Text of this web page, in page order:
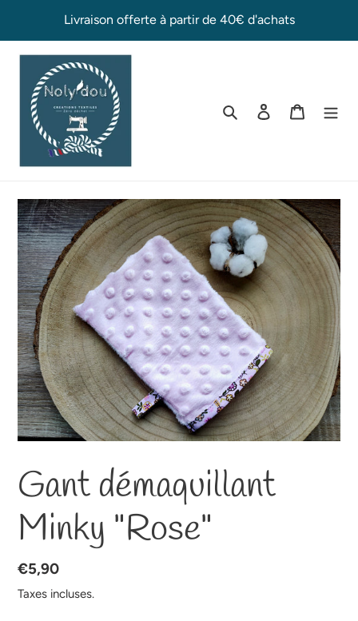
Livraison offerte à partir de 40€ d'achats
RechercherSe connecter
Panier
Gant démaquillant
Minky "Rose"
Prix
normal
€5,90
Taxes incluses.